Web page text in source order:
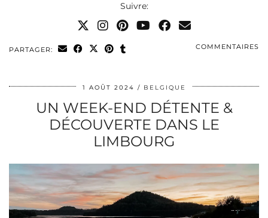
Suivre:
PARTAGER: COMMENTAIRES
1 AOÛT 2024 BELGIQUE
UN WEEK-END DÉTENTE &
DÉCOUVERTE DANS LE
LIMBOURG